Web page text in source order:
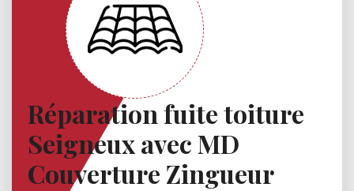
Réparation fuite toiture
Seigneux avec MD
Couverture Zingueur